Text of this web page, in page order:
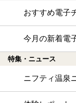
おすすめ電子
今月の新着電
特集・ニュース
ニフティ温泉